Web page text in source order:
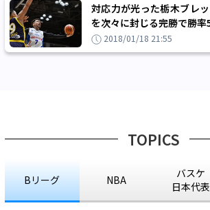
対応力が光った栃木ブレ
を次々に封じる完勝で勝率
2018/01/18 21:55
TOPICS
Bリーグ NBA
バスケ
日本代表